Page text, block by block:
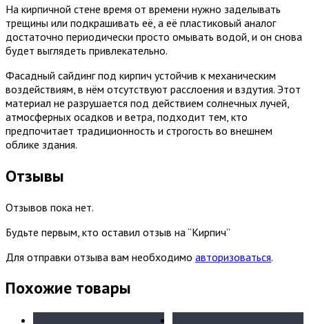
На кирпичной стене время от времени нужно заделывать
трещины или подкрашивать её, а её пластиковый аналог
достаточно периодически просто омывать водой, и он снова
будет выглядеть привлекательно.
Фасадный сайдинг под кирпич устойчив к механическим
воздействиям, в нём отсутствуют расслоения и вздутия. Этот
материал не разрушается под действием солнечных лучей,
атмосферных осадков и ветра, подходит тем, кто
предпочитает традиционность и строгость во внешнем
облике здания.
Отзывы
Отзывов пока нет.
Будьте первым, кто оставил отзыв на “Кирпич”
Для отправки отзыва вам необходимо авторизоваться.
Похожие товары